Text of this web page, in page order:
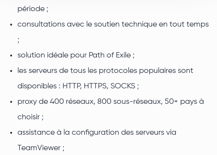
période ;
consultations avec le soutien technique en tout temps
;
solution idéale pour Path of Exile ;
les serveurs de tous les protocoles populaires sont
disponibles : HTTP, HTTPS, SOCKS ;
proxy de 400 réseaux, 800 sous-réseaux, 50+ pays à
choisir ;
assistance à la configuration des serveurs via
TeamViewer ;